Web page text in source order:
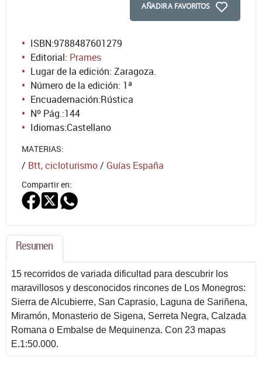
AÑADIR A FAVORITOS
ISBN:9788487601279
Editorial: Prames
Lugar de la edición: Zaragoza.
Número de la edición: 1ª
Encuadernación:Rústica
Nº Pág.:144
Idiomas:Castellano
MATERIAS:
/ Btt, cicloturismo/ Guías España
Compartir en:
Resumen
15 recorridos de variada dificultad para descubrir los
maravillosos y desconocidos rincones de Los Monegros:
Sierra de Alcubierre, San Caprasio, Laguna de Sariñena,
Miramón, Monasterio de Sigena, Serreta Negra, Calzada
Romana o Embalse de Mequinenza. Con 23 mapas
E.1:50.000.